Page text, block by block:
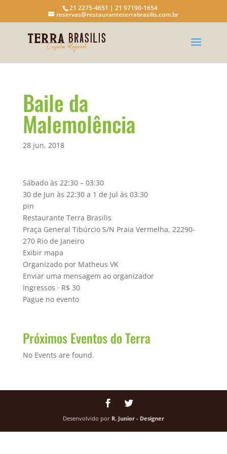
21 2275-4651 | 21 97190-1654
reservas@restauranteterrabrasilis.com.br
Baile da
Malemolência
28 jun, 2018
Sábado às 22:30 – 03:30
30 de Jun às 22:30 a 1 de Jul às 03:30
pin
Restaurante Terra Brasilis
Praça General Tibúrcio S/N Praia Vermelha, 22290-
270 Rio de Janeiro
Exibir mapa
Organizado por Matheus VK
Enviar uma mensagem ao organizador
Ingressos · R$ 30
Pague no evento
Próximos Eventos do Terra
No Events are found.
Desenvolvido por R. Junior - Designer